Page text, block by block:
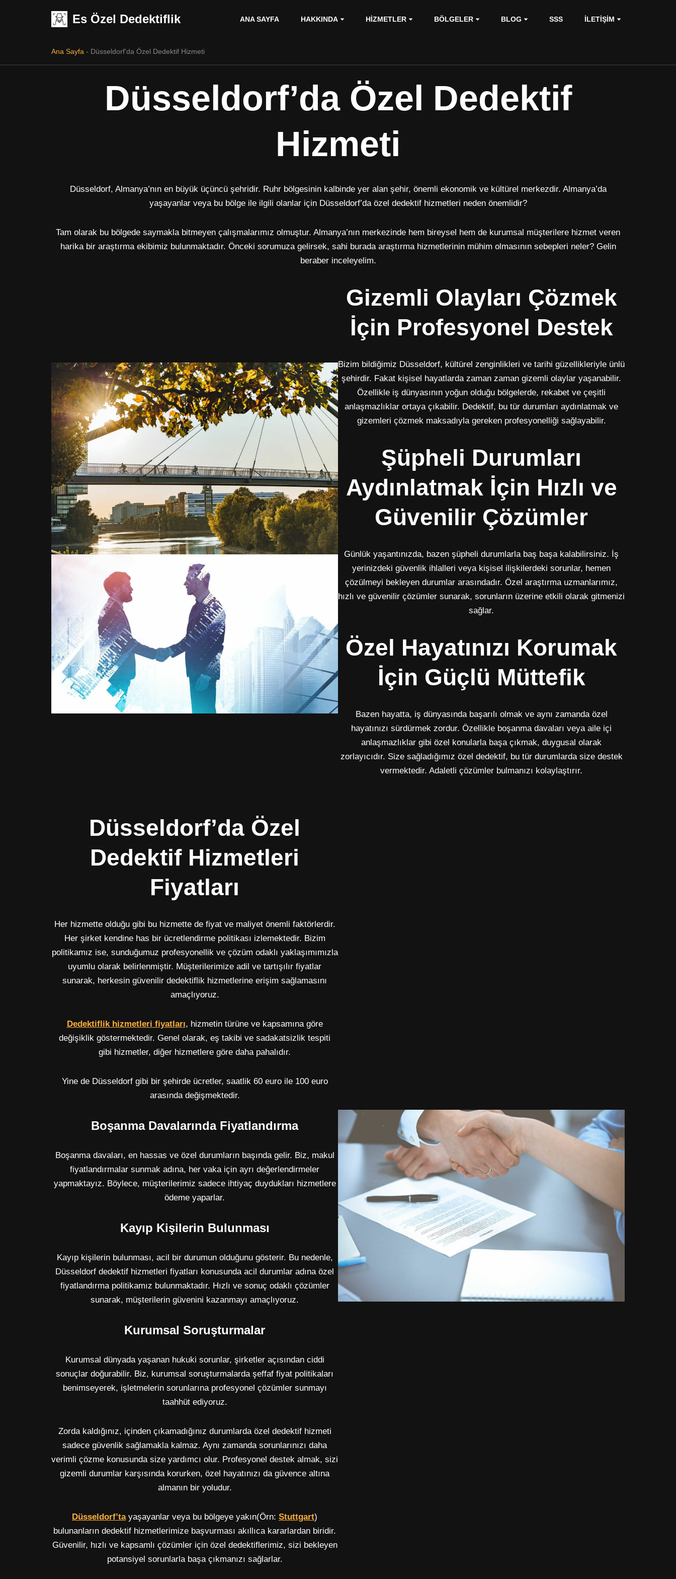
Es Özel Dedektiflik ANA SAYFA HAKKINDA HIZMETLER BÖLGELER BLOG SSS İLETIŞIM
Ana Sayfa - Düsseldorf’da Özel Dedektif Hizmeti
Düsseldorf’da Özel Dedektif
Hizmeti
Düsseldorf, Almanya’nın en büyük üçüncü şehridir. Ruhr bölgesinin kalbinde yer alan şehir, önemli ekonomik ve kültürel merkezdir. Almanya’da
yaşayanlar veya bu bölge ile ilgili olanlar için Düsseldorf’da özel dedektif hizmetleri neden önemlidir?
Tam olarak bu bölgede saymakla bitmeyen çalışmalarımız olmuştur. Almanya’nın merkezinde hem bireysel hem de kurumsal müşterilere hizmet veren
harika bir araştırma ekibimiz bulunmaktadır. Önceki sorumuza gelirsek, sahi burada araştırma hizmetlerinin mühim olmasının sebepleri neler? Gelin
beraber inceleyelim.
Gizemli Olayları Çözmek
İçin Profesyonel Destek
Bizim bildiğimiz Düsseldorf, kültürel zenginlikleri ve tarihi güzellikleriyle ünlü
şehirdir. Fakat kişisel hayatlarda zaman zaman gizemli olaylar yaşanabilir.
Özellikle iş dünyasının yoğun olduğu bölgelerde, rekabet ve çeşitli
anlaşmazlıklar ortaya çıkabilir. Dedektif, bu tür durumları aydınlatmak ve
gizemleri çözmek maksadıyla gereken profesyonelliği sağlayabilir.
Şüpheli Durumları
Aydınlatmak İçin Hızlı ve
Güvenilir Çözümler
Günlük yaşantınızda, bazen şüpheli durumlarla baş başa kalabilirsiniz. İş
yerinizdeki güvenlik ihlalleri veya kişisel ilişkilerdeki sorunlar, hemen
çözülmeyi bekleyen durumlar arasındadır. Özel araştırma uzmanlarımız,
hızlı ve güvenilir çözümler sunarak, sorunların üzerine etkili olarak gitmenizi
sağlar.
Özel Hayatınızı Korumak
İçin Güçlü Müttefik
Bazen hayatta, iş dünyasında başarılı olmak ve aynı zamanda özel
hayatınızı sürdürmek zordur. Özellikle boşanma davaları veya aile içi
anlaşmazlıklar gibi özel konularla başa çıkmak, duygusal olarak
zorlayıcıdır. Size sağladığımız özel dedektif, bu tür durumlarda size destek
vermektedir. Adaletli çözümler bulmanızı kolaylaştırır.
Düsseldorf’da Özel
Dedektif Hizmetleri
Fiyatları
Her hizmette olduğu gibi bu hizmette de fiyat ve maliyet önemli faktörlerdir.
Her şirket kendine has bir ücretlendirme politikası izlemektedir. Bizim
politikamız ise, sunduğumuz profesyonellik ve çözüm odaklı yaklaşımımızla
uyumlu olarak belirlenmiştir. Müşterilerimize adil ve tartışılır fiyatlar
sunarak, herkesin güvenilir dedektiflik hizmetlerine erişim sağlamasını
amaçlıyoruz.
Dedektiflik hizmetleri fiyatları, hizmetin türüne ve kapsamına göre
değişiklik göstermektedir. Genel olarak, eş takibi ve sadakatsizlik tespiti
gibi hizmetler, diğer hizmetlere göre daha pahalıdır.
Yine de Düsseldorf gibi bir şehirde ücretler, saatlik 60 euro ile 100 euro
arasında değişmektedir.
Boşanma Davalarında Fiyatlandırma
Boşanma davaları, en hassas ve özel durumların başında gelir. Biz, makul
fiyatlandırmalar sunmak adına, her vaka için ayrı değerlendirmeler
yapmaktayız. Böylece, müşterilerimiz sadece ihtiyaç duydukları hizmetlere
ödeme yaparlar.
Kayıp Kişilerin Bulunması
Kayıp kişilerin bulunması, acil bir durumun olduğunu gösterir. Bu nedenle,
Düsseldorf dedektif hizmetleri fiyatları konusunda acil durumlar adına özel
fiyatlandırma politikamız bulunmaktadır. Hızlı ve sonuç odaklı çözümler
sunarak, müşterilerin güvenini kazanmayı amaçlıyoruz.
Kurumsal Soruşturmalar
Kurumsal dünyada yaşanan hukuki sorunlar, şirketler açısından ciddi
sonuçlar doğurabilir. Biz, kurumsal soruşturmalarda şeffaf fiyat politikaları
benimseyerek, işletmelerin sorunlarına profesyonel çözümler sunmayı
taahhüt ediyoruz.
Zorda kaldığınız, içinden çıkamadığınız durumlarda özel dedektif hizmeti
sadece güvenlik sağlamakla kalmaz. Aynı zamanda sorunlarınızı daha
verimli çözme konusunda size yardımcı olur. Profesyonel destek almak, sizi
gizemli durumlar karşısında korurken, özel hayatınızı da güvence altına
almanın bir yoludur.
Düsseldorf’tayaşayanlar veya bu bölgeye yakın(Örn: Stuttgart)
bulunanların dedektif hizmetlerimize başvurması akıllıca kararlardan biridir.
Güvenilir, hızlı ve kapsamlı çözümler için özel dedektiflerimiz, sizi bekleyen
potansiyel sorunlarla başa çıkmanızı sağlarlar.